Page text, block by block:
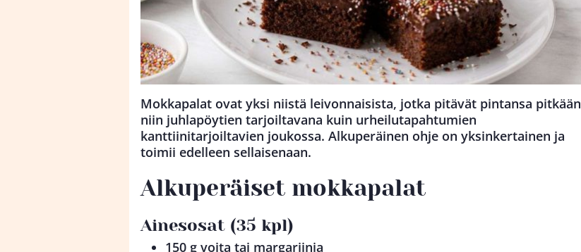
Mokkapalat ovat yksi niistä leivonnaisista, jotka pitävät pintansa pitkään
niin juhlapöytien tarjoiltavana kuin urheilutapahtumien
kanttiinitarjoiltavien joukossa. Alkuperäinen ohje on yksinkertainen ja
toimii edelleen sellaisenaan.
Alkuperäiset mokkapalat
Ainesosat (35 kpl)
150 g voita tai margariinia